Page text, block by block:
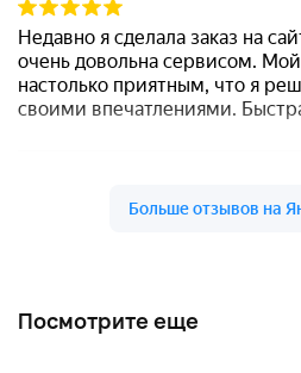
Посмотрите еще